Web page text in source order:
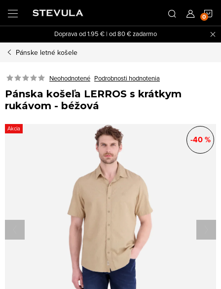
obsah
Doprava od 1.95 € | od 80 € zadarmo
Pánske letné košele
Neohodnotené Podrobnosti hodnotenia
Pánska košeľa LERROS s krátkym
rukávom - béžová
Akcia
-40 %